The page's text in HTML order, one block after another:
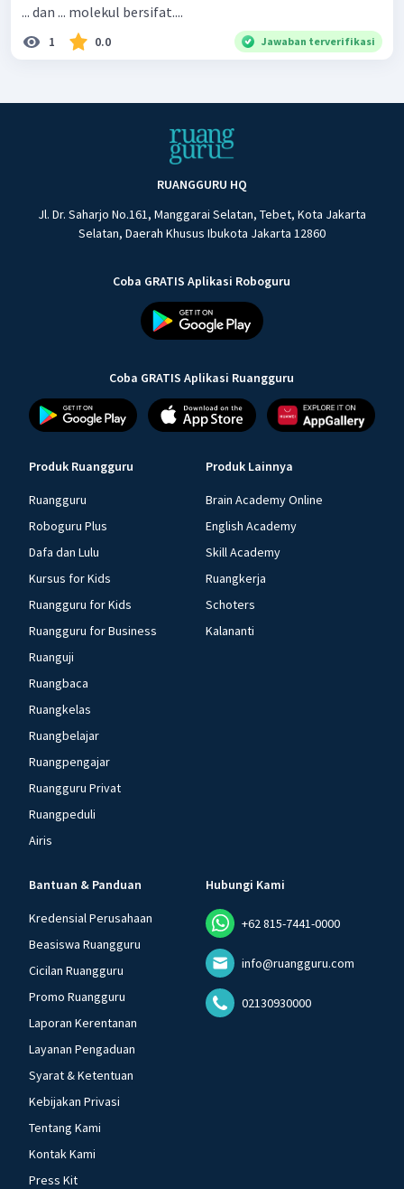
... dan ... molekul bersifat....
1 0.0 Jawaban terverifikasi
RUANGGURU HQ
Jl. Dr. Saharjo No.161, Manggarai Selatan, Tebet, Kota Jakarta
Selatan, Daerah Khusus Ibukota Jakarta 12860
Coba GRATIS Aplikasi Roboguru
Coba GRATIS Aplikasi Ruangguru
Produk Ruangguru
Ruangguru
Roboguru Plus
Dafa dan Lulu
Kursus for Kids
Ruangguru for Kids
Ruangguru for Business
Ruanguji
Ruangbaca
Ruangkelas
Ruangbelajar
Ruangpengajar
Ruangguru Privat
Ruangpeduli
Airis
Produk Lainnya
Brain Academy Online
English Academy
Skill Academy
Ruangkerja
Schoters
Kalananti
Bantuan & Panduan
Kredensial Perusahaan
Beasiswa Ruangguru
Cicilan Ruangguru
Promo Ruangguru
Laporan Kerentanan
Layanan Pengaduan
Syarat & Ketentuan
Kebijakan Privasi
Tentang Kami
Kontak Kami
Press Kit
Hubungi Kami
+62 815-7441-0000
info@ruangguru.com
02130930000